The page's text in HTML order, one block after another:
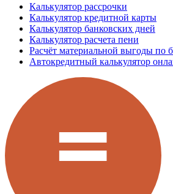
Калькулятор рассрочки
Калькулятор кредитной карты
Калькулятор банковских дней
Калькулятор расчета пени
Расчёт материальной выгоды по
Автокредитный калькулятор